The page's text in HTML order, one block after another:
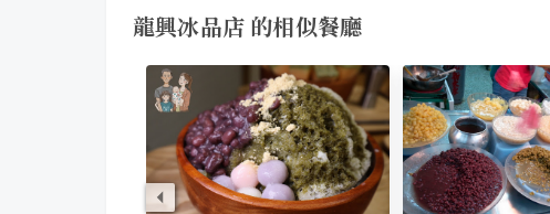
龍興冰品店 的相似餐廳